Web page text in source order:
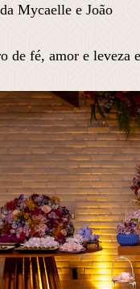
Mycaelle e João
de fé, amor e leveza